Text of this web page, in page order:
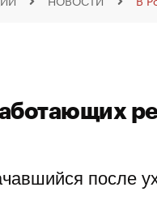
после